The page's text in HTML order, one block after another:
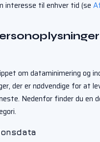
interesse til enhver tid (se
om dataminimering og
der er nødvendige for at
Nedenfor finder du en